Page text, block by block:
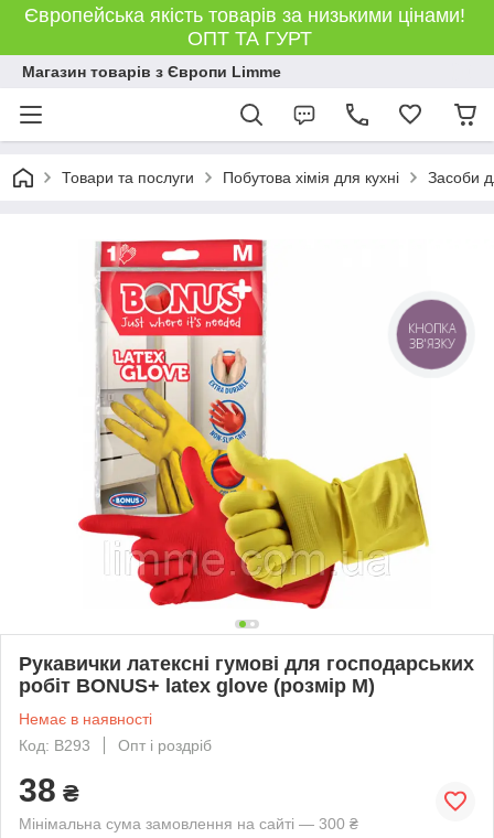
Європейська якість товарів за низькими цінами!
ОПТ ТА ГУРТ
Магазин товарів з Європи Limme
Товари та послуги Побутова хімія для кухні Засоби
Рукавички латексні гумові для господарських
робіт BONUS+ latex glove (розмір M)
Немає в наявності
Код: B293
Опт і роздріб
38 ₴
Мінімальна сума замовлення на сайті — 300 ₴
КНОПКА
ЗВ'ЯЗКУ